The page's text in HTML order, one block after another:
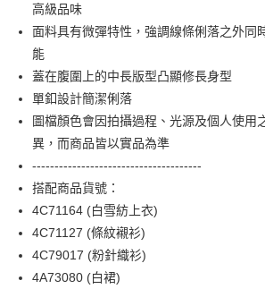
國泰世華商業銀行
臺灣中小企業銀行
台中商業
匯豐（台灣）商業銀行
聯邦商業銀行
元大商業銀行
永豐商業
玉山商業銀行
台新國際商業銀行
中國信託
台灣樂天信用卡公司
街口支付
AFTEE先享後付
相關說明
【關於「AFTEE先享後付」】
AFTEE先享後付是「在收到商品之後才付款」的
便利好安心！
１．簡單：不需註冊會員、不需綁卡、不需儲值。
２．便利：只要手機號碼，簡訊認證，即可結帳。
【「AFTEE先享後付」結帳流程】
１．於結帳方式選擇「AFTEE先享後付」後，將跳
結帳頁面，進行簡訊認證並確認金額後，即可完成結
２．訂單成立數日內，您將收到繳費通知簡訊。
３．收到繳費通知簡訊後14天內，點擊此簡訊中的
付款後全家FamilyMart取貨
每筆NT$90，滿NT$3,600(含以上)免運費
付款後7-11取貨
每筆NT$90，滿NT$3,600(含以上)免運費
高級品味
面料具有微彈特性，強調線條俐落之外同
能
蓋在腹圍上的中長版型凸顯修長身型
單釦設計簡潔俐落
圖檔顏色會因拍攝過程、光源及個人使用
異，而商品皆以實品為準
--------------------------------------
搭配商品貨號：
4C71164 (白雪紡上衣)
4C71127 (條紋襯衫)
4C79017 (粉針織衫)
4A73080 (白裙)